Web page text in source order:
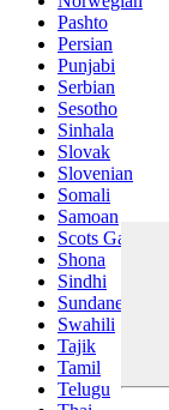
Pashto
Persian
Punjabi
Serbian
Sesotho
Sinhala
Slovak
Slovenian
Somali
Samoan
Scots Gaelic
Shona
Sindhi
Sundanese
Swahili
Tajik
Tamil
Telugu